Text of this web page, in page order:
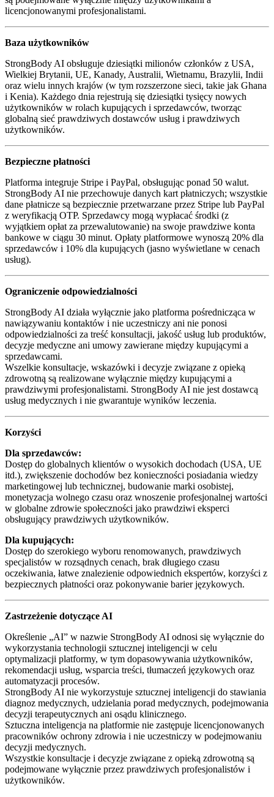
licencjonowanymi profesjonalistami.
Baza użytkowników
StrongBody AI obsługuje dziesiątki milionów członków z USA,
Wielkiej Brytanii, UE, Kanady, Australii, Wietnamu, Brazylii, Indii
oraz wielu innych krajów (w tym rozszerzone sieci, takie jak Ghana
i Kenia). Każdego dnia rejestrują się dziesiątki tysięcy nowych
użytkowników w rolach kupujących i sprzedawców, tworząc
globalną sieć prawdziwych dostawców usług i prawdziwych
użytkowników.
Bezpieczne płatności
Platforma integruje Stripe i PayPal, obsługując ponad 50 walut.
StrongBody AI nie przechowuje danych kart płatniczych; wszystkie
dane płatnicze są bezpiecznie przetwarzane przez Stripe lub PayPal
z weryfikacją OTP. Sprzedawcy mogą wypłacać środki (z
wyjątkiem opłat za przewalutowanie) na swoje prawdziwe konta
bankowe w ciągu 30 minut. Opłaty platformowe wynoszą 20% dla
sprzedawców i 10% dla kupujących (jasno wyświetlane w cenach
usług).
Ograniczenie odpowiedzialności
StrongBody AI działa wyłącznie jako platforma pośrednicząca w
nawiązywaniu kontaktów i nie uczestniczy ani nie ponosi
odpowiedzialności za treść konsultacji, jakość usług lub produktów,
decyzje medyczne ani umowy zawierane między kupującymi a
sprzedawcami.
Wszelkie konsultacje, wskazówki i decyzje związane z opieką
zdrowotną są realizowane wyłącznie między kupującymi a
prawdziwymi profesjonalistami. StrongBody AI nie jest dostawcą
usług medycznych i nie gwarantuje wyników leczenia.
Korzyści
Dla sprzedawców:
Dostęp do globalnych klientów o wysokich dochodach (USA, UE
itd.), zwiększenie dochodów bez konieczności posiadania wiedzy
marketingowej lub technicznej, budowanie marki osobistej,
monetyzacja wolnego czasu oraz wnoszenie profesjonalnej wartości
w globalne zdrowie społeczności jako prawdziwi eksperci
obsługujący prawdziwych użytkowników.
Dla kupujących:
Dostęp do szerokiego wyboru renomowanych, prawdziwych
specjalistów w rozsądnych cenach, brak długiego czasu
oczekiwania, łatwe znalezienie odpowiednich ekspertów, korzyści z
bezpiecznych płatności oraz pokonywanie barier językowych.
Zastrzeżenie dotyczące AI
Określenie „AI” w nazwie StrongBody AI odnosi się wyłącznie do
wykorzystania technologii sztucznej inteligencji w celu
optymalizacji platformy, w tym dopasowywania użytkowników,
rekomendacji usług, wsparcia treści, tłumaczeń językowych oraz
automatyzacji procesów.
StrongBody AI nie wykorzystuje sztucznej inteligencji do stawiania
diagnoz medycznych, udzielania porad medycznych, podejmowania
decyzji terapeutycznych ani osądu klinicznego.
Sztuczna inteligencja na platformie nie zastępuje licencjonowanych
pracowników ochrony zdrowia i nie uczestniczy w podejmowaniu
decyzji medycznych.
Wszystkie konsultacje i decyzje związane z opieką zdrowotną są
podejmowane wyłącznie przez prawdziwych profesjonalistów i
użytkowników.